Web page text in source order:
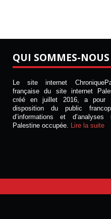
QUI SOMMES-NOUS
Le site internet
française du site internet
créé en juillet 2016, a pour
disposition du public
d’informations et
Palestine occupée. Lire la suite